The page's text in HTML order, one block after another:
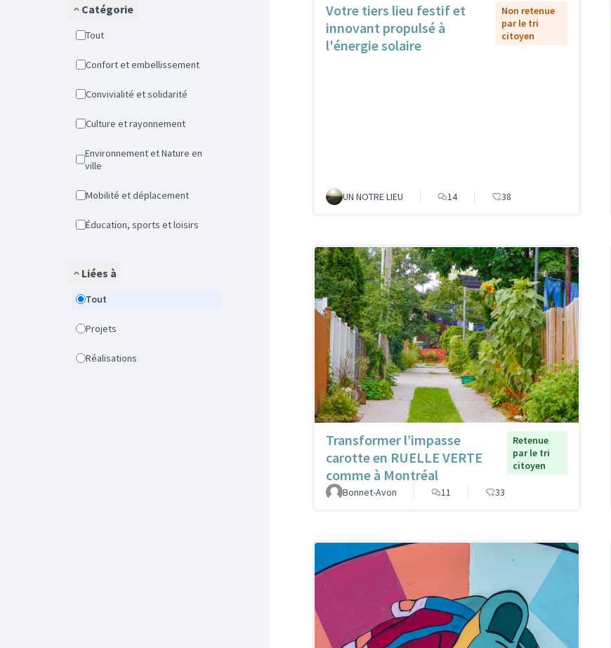
Catégorie
Tout
Confort et embellissement
Convivialité et solidarité
Culture et rayonnement
Environnement et Nature en
ville
Mobilité et déplacement
Éducation, sports et loisirs
Liées à
Tout
Projets
Réalisations
Votre tiers lieu festif et
innovant propulsé à
l'énergie solaire
Non retenue
par le tri
citoyen
UN NOTRE LIEU 14 38
Transformer l’impasse
carotte en RUELLE VERTE
comme à Montréal
Retenue
par le tri
citoyen
Bonnet-Avon 11 33